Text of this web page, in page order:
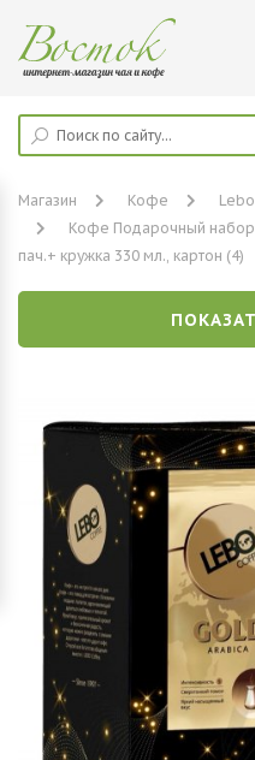
Магазин Кофе Lebo
Кофе Подарочный
пач.+ кружка 330 мл., картон (4)